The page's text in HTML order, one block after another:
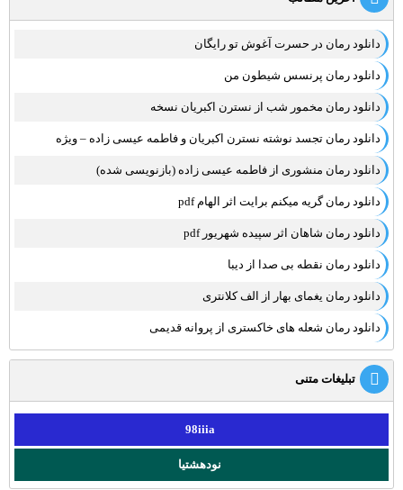
دانلود رمان در حسرت آغوش تو رایگان
دانلود رمان پرنسس شیطون من
دانلود رمان مخمور شب از نسترن اکبریان نسخه
دانلود رمان تجسد نوشته نسترن اکبریان و فاطمه عیسی زاده – ویژه
دانلود رمان منشوری از فاطمه عیسی زاده (بازنویسی شده)
دانلود رمان گریه میکنم برایت اثر الهام pdf
دانلود رمان شاهان اثر سپیده شهریور pdf
دانلود رمان نقطه بی صدا از دیبا
دانلود رمان یغمای بهار از الف کلانتری
دانلود رمان شعله های خاکستری از پروانه قدیمی
تبلیغات متنی
98iiia
نودهشتیا